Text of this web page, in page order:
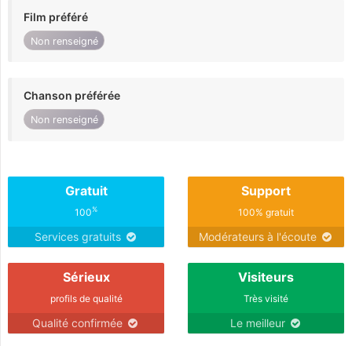
Film préféré
Non renseigné
Chanson préférée
Non renseigné
Gratuit
100%
Services gratuits
Support
100% gratuit
Modérateurs à l'écoute
Sérieux
profils de qualité
Qualité confirmée
Visiteurs
Très visité
Le meilleur